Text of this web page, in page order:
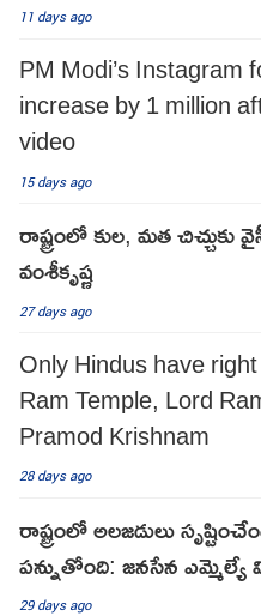
11 days ago
PM Modi’s Instagram
increase by 1 million
video
15 days ago
రాష్ట్రంలో కుల, మత చిచ్చుకు
వంశీకృష్ణ
27 days ago
Only Hindus have
Ram Temple, Lord
Pramod Krishnam
28 days ago
రాష్ట్రంలో అలజడులు
పన్నుతోంది: జనసేన
29 days ago